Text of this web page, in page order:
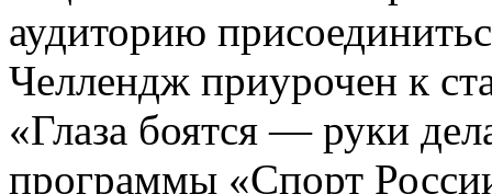
аудиторию
Челлендж приурочен к
«Глаза боятся — руки
программы «Спорт